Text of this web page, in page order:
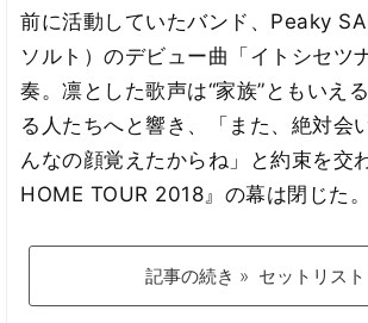
前に活動していたバンド、Peaky
ソルト）のデビュー曲「イトシセツ
奏。凛とした歌声は“家族”ともいえ
る人たちへと響き、「また、絶対会
んなの顔覚えたからね」と約束を交
HOME TOUR 2018』の幕は閉じた。
記事の続き » セットリスト